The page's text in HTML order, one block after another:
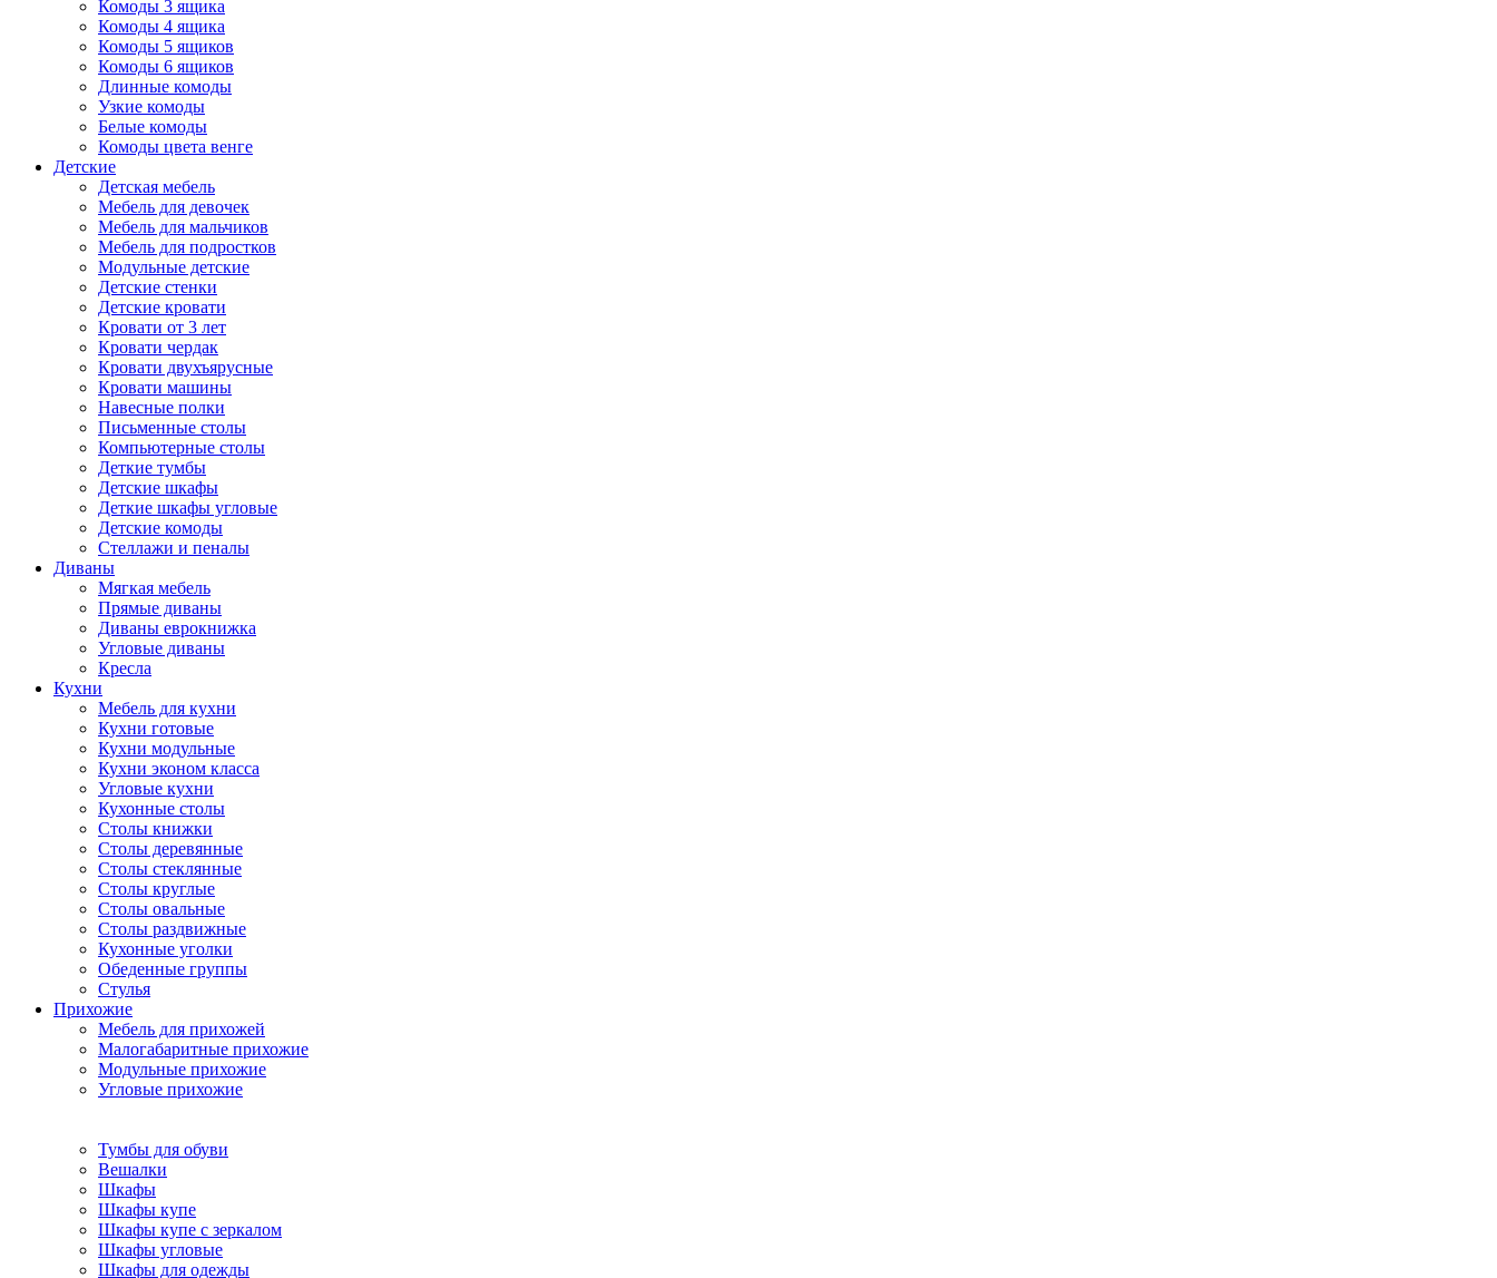
Комоды 3 ящика
Комоды 4 ящика
Комоды 5 ящиков
Комоды 6 ящиков
Длинные комоды
Узкие комоды
Белые комоды
Комоды цвета венге
Детские
Детская мебель
Мебель для девочек
Мебель для мальчиков
Мебель для подростков
Модульные детские
Детские стенки
Детские кровати
Кровати от 3 лет
Кровати чердак
Кровати двухъярусные
Кровати машины
Навесные полки
Письменные столы
Компьютерные столы
Деткие тумбы
Детские шкафы
Деткие шкафы угловые
Детские комоды
Стеллажи и пеналы
Диваны
Мягкая мебель
Прямые диваны
Диваны еврокнижка
Угловые диваны
Кресла
Кухни
Мебель для кухни
Кухни готовые
Кухни модульные
Кухни эконом класса
Угловые кухни
Кухонные столы
Столы книжки
Столы деревянные
Столы стеклянные
Столы круглые
Столы овальные
Столы раздвижные
Кухонные уголки
Обеденные группы
Стулья
Прихожие
Мебель для прихожей
Малогабаритные прихожие
Модульные прихожие
Угловые прихожие
Тумбы для обуви
Вешалки
Шкафы
Шкафы купе
Шкафы купе с зеркалом
Шкафы угловые
Шкафы для одежды